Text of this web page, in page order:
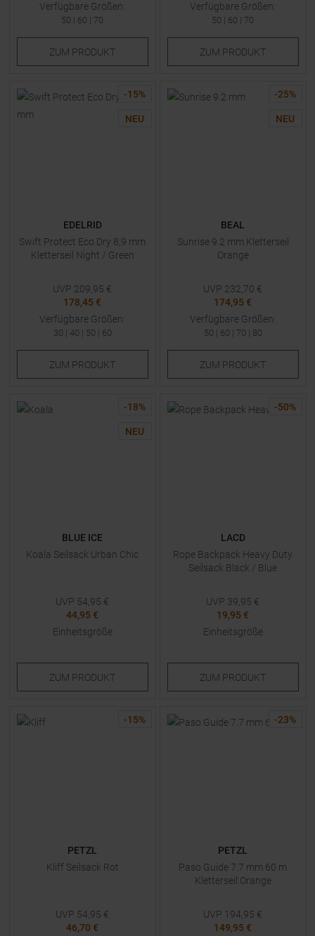
Verfügbare Größen:
50 | 60 | 70
ZUM PRODUKT
Verfügbare Größen:
50 | 60 | 70
ZUM PRODUKT
-15%
NEU
EDELRID
Swift Protect Eco Dry 8,9 mm
Kletterseil Night / Green
UVP 209,95 €
178,45 €
Verfügbare Größen:
30 | 40 | 50 | 60
ZUM PRODUKT
-25%
NEU
BEAL
Sunrise 9.2 mm Kletterseil
Orange
UVP 232,70 €
174,95 €
Verfügbare Größen:
50 | 60 | 70 | 80
ZUM PRODUKT
-18%
NEU
BLUE ICE
Koala Seilsack Urban Chic
UVP 54,95 €
44,95 €
Einheitsgröße
ZUM PRODUKT
-50%
LACD
Rope Backpack Heavy Duty
Seilsack Black / Blue
UVP 39,95 €
19,95 €
Einheitsgröße
ZUM PRODUKT
-15%
PETZL
Kliff Seilsack Rot
UVP 54,95 €
46,70 €
-23%
PETZL
Paso Guide 7.7 mm 60 m
Kletterseil Orange
UVP 194,95 €
149,95 €